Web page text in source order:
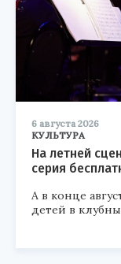
6 августа 2026
КУЛЬТУРА
На летней
серия
А в конце
детей в